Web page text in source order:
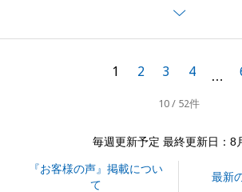
S様のお住み替えのお手伝いを弊社と
せていただき、大変嬉しく思います。
りましたら、いつでもお気軽にお申
今後とも何卒宜しくお願いいたします
1 2 3 4 …
10 / 52件
毎週更新予定 最終更新日：8
『お客様の声』掲載につい
て
最新